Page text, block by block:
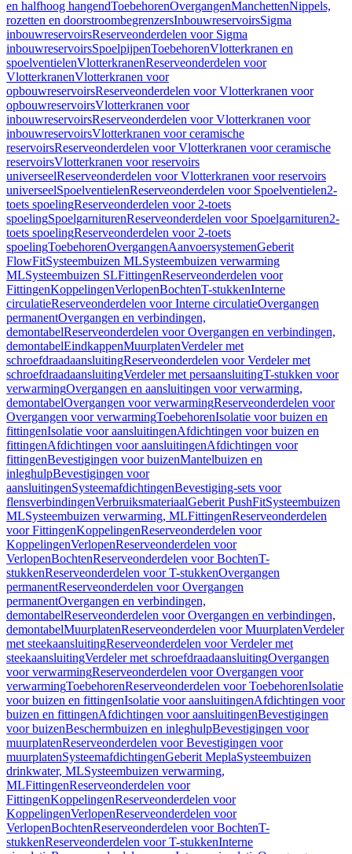
en halfhoog hangendToebehorenOvergangenManchettenNippels,
rozetten en doorstroombegrenzersInbouwreservoirsSigma
inbouwreservoirsReserveonderdelen voor Sigma
inbouwreservoirsSpoelpijpenToebehorenVlotterkranen en
spoelventielenVlotterkranenReserveonderdelen voor
VlotterkranenVlotterkranen voor
opbouwreservoirsReserveonderdelen voor Vlotterkranen voor
opbouwreservoirsVlotterkranen voor
inbouwreservoirsReserveonderdelen voor Vlotterkranen voor
inbouwreservoirsVlotterkranen voor ceramische
reservoirsReserveonderdelen voor Vlotterkranen voor ceramische
reservoirsVlotterkranen voor reservoirs
universeelReserveonderdelen voor Vlotterkranen voor reservoirs
universeelSpoelventielenReserveonderdelen voor Spoelventielen2-
toets spoelingReserveonderdelen voor 2-toets
spoelingSpoelgarniturenReserveonderdelen voor Spoelgarnituren2-
toets spoelingReserveonderdelen voor 2-toets
spoelingToebehorenOvergangenAanvoersystemenGeberit
FlowFitSysteembuizen MLSysteembuizen verwarming
MLSysteembuizen SLFittingenReserveonderdelen voor
FittingenKoppelingenVerlopenBochtenT-stukkenInterne
circulatieReserveonderdelen voor Interne circulatieOvergangen
permanentOvergangen en verbindingen,
demontabelReserveonderdelen voor Overgangen en verbindingen,
demontabelEindkappenMuurplatenVerdeler met
schroefdraadaansluitingReserveonderdelen voor Verdeler met
schroefdraadaansluitingVerdeler met persaansluitingT-stukken voor
verwarmingOvergangen en aansluitingen voor verwarming,
demontabelOvergangen voor verwarmingReserveonderdelen voor
Overgangen voor verwarmingToebehorenIsolatie voor buizen en
fittingenIsolatie voor aansluitingenAfdichtingen voor buizen en
fittingenAfdichtingen voor aansluitingenAfdichtingen voor
fittingenBevestigingen voor buizenMantelbuizen en
inleghulpBevestigingen voor
aansluitingenSysteemafdichtingenBevestiging-sets voor
flensverbindingenVerbruiksmateriaalGeberit PushFitSysteembuizen
MLSysteembuizen verwarming, MLFittingenReserveonderdelen
voor FittingenKoppelingenReserveonderdelen voor
KoppelingenVerlopenReserveonderdelen voor
VerlopenBochtenReserveonderdelen voor BochtenT-
stukkenReserveonderdelen voor T-stukkenOvergangen
permanentReserveonderdelen voor Overgangen
permanentOvergangen en verbindingen,
demontabelReserveonderdelen voor Overgangen en verbindingen,
demontabelMuurplatenReserveonderdelen voor MuurplatenVerdeler
met steekaansluitingReserveonderdelen voor Verdeler met
steekaansluitingVerdeler met schroefdraadaansluitingOvergangen
voor verwarmingReserveonderdelen voor Overgangen voor
verwarmingToebehorenReserveonderdelen voor ToebehorenIsolatie
voor buizen en fittingenIsolatie voor aansluitingenAfdichtingen voor
buizen en fittingenAfdichtingen voor aansluitingenBevestigingen
voor buizenBeschermbuizen en inleghulpBevestigingen voor
muurplatenReserveonderdelen voor Bevestigingen voor
muurplatenSysteemafdichtingenGeberit MeplaSysteembuizen
drinkwater, MLSysteembuizen verwarming,
MLFittingenReserveonderdelen voor
FittingenKoppelingenReserveonderdelen voor
KoppelingenVerlopenReserveonderdelen voor
VerlopenBochtenReserveonderdelen voor BochtenT-
stukkenReserveonderdelen voor T-stukkenInterne